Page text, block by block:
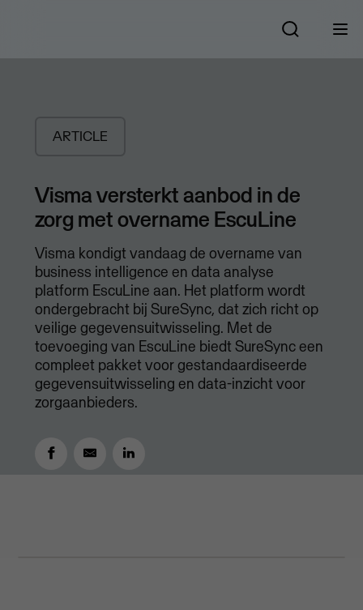
ARTICLE
Visma versterkt aanbod in de
zorg met overname EscuLine
Visma kondigt vandaag de overname van
business intelligence en data analyse
platform EscuLine aan. Het platform wordt
ondergebracht bij SureSync, dat zich richt op
veilige gegevensuitwisseling. Met de
toevoeging van EscuLine biedt SureSync een
compleet pakket voor gestandaardiseerde
gegevensuitwisseling en data-inzicht voor
zorgaanbieders.